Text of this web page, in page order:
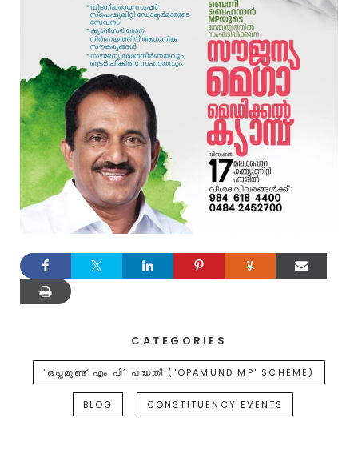
CATEGORIES
‘ഒപ്പമുണ്ട് എം പി’ പദ്ധതി ('OPAMUND MP' SCHEME)
BLOG CONSTITUENCY EVENTS